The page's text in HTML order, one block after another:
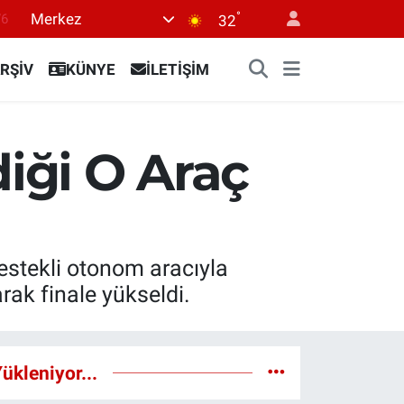
Merkez 32°
KÜNYE İLETİŞİM
O Araç
otonom aracıyla
finale yükseldi.